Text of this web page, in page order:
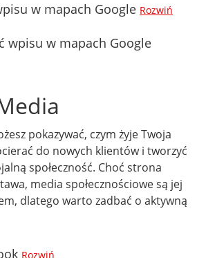
w mapach Google Rozwiń
wpisu w mapach Google
pokazywać, czym żyje Twoja
do nowych klientów i tworzyć
społeczność. Choć strona
media społecznościowe są jej
dlatego warto zadbać o aktywną